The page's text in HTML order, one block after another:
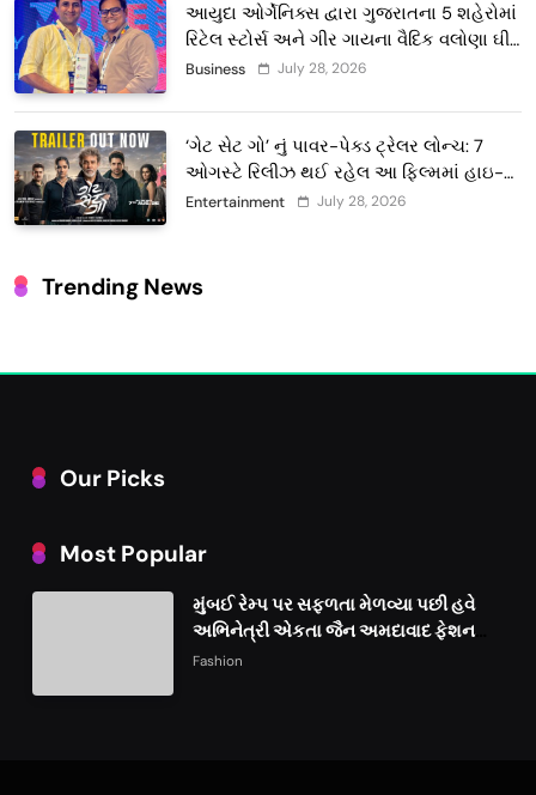
આયુદા ઓર્ગેનિક્સ દ્વારા ગુજરાતના 5 શહેરોમાં
રિટેલ સ્ટોર્સ અને ગીર ગાયના વૈદિક વલોણા ઘી-
દૂધની શુદ્ધ સેવાઓ સાથે વ્યાપક વિસ્તરણ
Business July 28, 2026
‘ગેટ સેટ ગો’ નું પાવર-પેક્ડ ટ્રેલર લોન્ચ: 7
ઓગસ્ટે રિલીઝ થઈ રહેલ આ ફિલ્મમાં હાઇ-
ટેક VFX જોવા મળશે
Entertainment July 28, 2026
Trending News
Our Picks
Most Popular
મુંબઈ રેમ્પ પર સફળતા મેળવ્યા પછી હવે
અભિનેત્રી એકતા જૈન અમદાવાદ ફેશન
વીકમાં પોતાની પ્રતિભા પ્રદર્શિત કરશે
Fashion